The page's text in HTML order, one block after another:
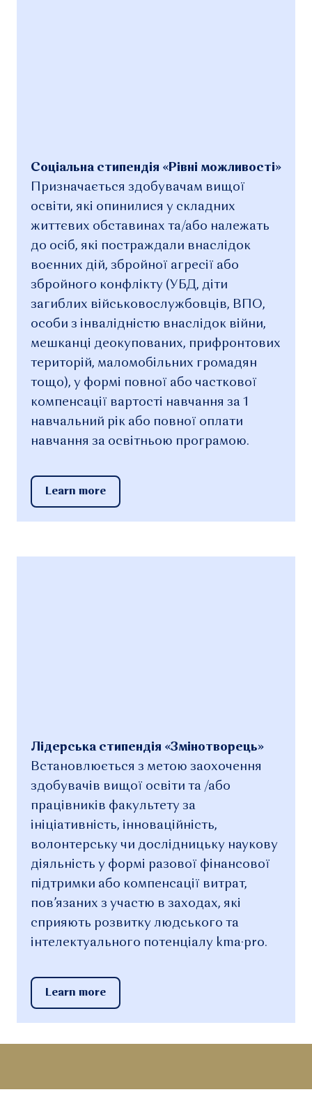
Соціальна стипендія «Рівні можливості»
Призначається здобувачам вищої
освіти, які опинилися у складних
життєвих обставинах та/або належать
до осіб, які постраждали внаслідок
воєнних дій, збройної агресії або
збройного конфлікту (УБД, діти
загиблих військовослужбовців, ВПО,
особи з інвалідністю внаслідок війни,
мешканці деокупованих, прифронтових
територій, маломобільних громадян
тощо), у формі повної або часткової
компенсації вартості навчання за 1
навчальний рік або повної оплати
навчання за освітньою програмою.
Learn more
Лідерська стипендія «Змінотворець»
Встановлюється з метою заохочення
здобувачів вищої освіти та /або
працівників факультету за
ініціативність, інноваційність,
волонтерську чи дослідницьку наукову
діяльність у формі разової фінансової
підтримки або компенсації витрат,
пов’язаних з участю в заходах, які
сприяють розвитку людського та
інтелектуального потенціалу kma·pro.
Learn more